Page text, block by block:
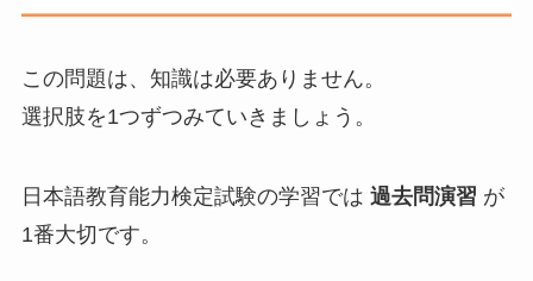
この問題は、知識は必要ありません。
選択肢を1つずつみていきましょう。
日本語教育能力検定試験の学習では 過去問演習 が
1番大切です。